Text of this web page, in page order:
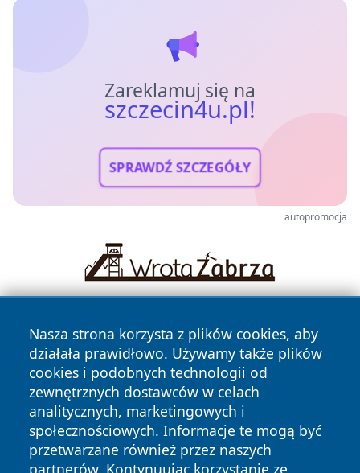
Zareklamuj się na
szczecin4u.pl!
SPRAWDŹ SZCZEGÓŁY
autopromocja
Nasza strona korzysta z plików cookies, aby
działała prawidłowo. Używamy także plików
cookies i podobnych technologii od
zewnętrznych dostawców w celach
analitycznych, marketingowych i
społecznościowych. Informacje te mogą być
przetwarzane również przez naszych
partnerów. Kontynuując korzystanie ze
Copyright © 2026 szczecin4u.pl Wszystkie prawa zastrzeżone.